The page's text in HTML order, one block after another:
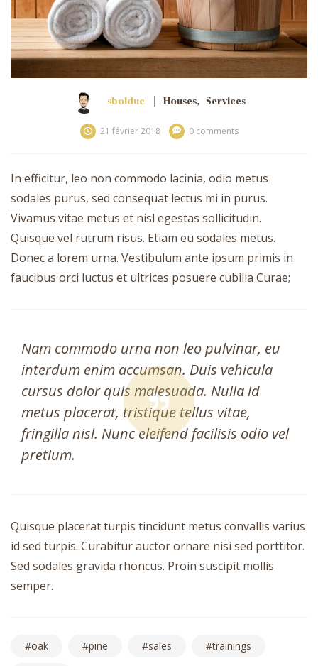
sbolduc Houses, Services
21 février 2018 0 comments
In efficitur, leo non commodo lacinia, odio metus
sodales purus, sed consequat lectus mi in purus.
Vivamus vitae metus et nisl egestas sollicitudin.
Quisque vel rutrum risus. Etiam eu sodales metus.
Donec a lorem urna. Vestibulum ante ipsum primis in
faucibus orci luctus et ultrices posuere cubilia Curae;
Nam commodo urna non leo pulvinar, eu
interdum enim accumsan. Duis vehicula
cursus dolor quis malesuada. Nulla id
metus placerat, tristique tellus vitae,
fringilla nisl. Nunc eleifend facilisis odio vel
pretium.
Quisque placerat turpis tincidunt metus convallis varius
id sed turpis. Curabitur auctor ornare nisi sed porttitor.
Sed sodales gravida rhoncus. Proin suscipit mollis
semper.
oak pine sales trainings